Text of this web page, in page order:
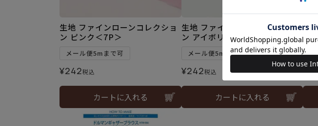
生地 ファインローンコレクショ
ン ピンク＜7P＞
メール便5mまで可
¥242税込
カートに入れる
生地 ファインローンコレクショ
ン アイボリー＜2IV＞
メール便5mまで可
¥242税込
カートに入れる
ベ
¥
¥